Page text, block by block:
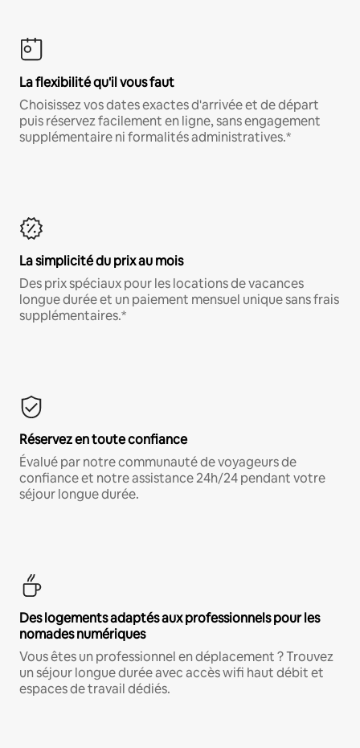
La flexibilité qu'il vous faut
Choisissez vos dates exactes d'arrivée et de départ
puis réservez facilement en ligne, sans engagement
supplémentaire ni formalités administratives.*
La simplicité du prix au mois
Des prix spéciaux pour les locations de vacances
longue durée et un paiement mensuel unique sans frais
supplémentaires.*
Réservez en toute confiance
Évalué par notre communauté de voyageurs de
confiance et notre assistance 24h/24 pendant votre
séjour longue durée.
Des logements adaptés aux professionnels pour les
nomades numériques
Vous êtes un professionnel en déplacement ? Trouvez
un séjour longue durée avec accès wifi haut débit et
espaces de travail dédiés.